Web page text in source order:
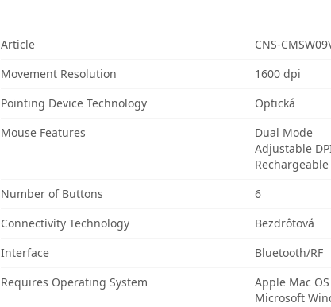
Article
CNS-
Movement Resolution
1600 dpi
Pointing Device Technology
Optická
Mouse Features
Dual Mode
Adjustable
Rechargeable
Number of Buttons
6
Connectivity Technology
Bezdrôtová
Interface
Bluetooth/RF
Requires Operating System
Apple Mac OS
Microsoft